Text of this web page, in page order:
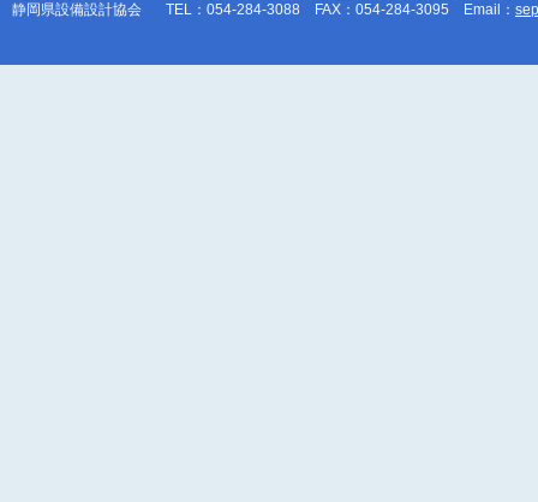
静岡県設備設計協会
TEL：054-284-3088 FAX：054-284-3095 Email：